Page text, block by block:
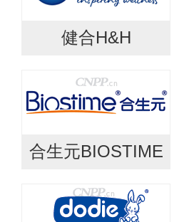
健合H&H
合生元BIOSTIME